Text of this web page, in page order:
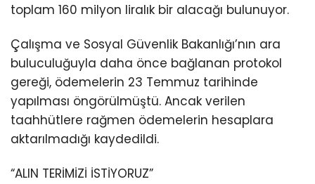
toplam 160 milyon liralık bir alacağı bulunuyor.
Çalışma ve Sosyal Güvenlik Bakanlığı’nın ara
buluculuğuyla daha önce bağlanan protokol
gereği, ödemelerin 23 Temmuz tarihinde
yapılması öngörülmüştü. Ancak verilen
taahhütlere rağmen ödemelerin hesaplara
aktarılmadığı kaydedildi.
“ALIN TERİMİZİ İSTİYORUZ”